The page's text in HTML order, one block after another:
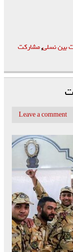
بین نسلی,مشارکت
Leave a comment